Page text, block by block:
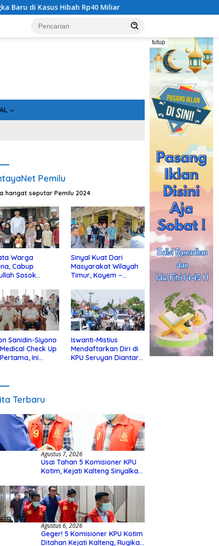
Hibah Rp40 Miliar Geger! 5 Komisioner KPU Kotim
tutup
Pemilu
hangat seputar Pemilu 2024
Warga
Cabup
Sosok
Sinyal Kuat Dari
Masyarakat Wilayah
Timur, Koyem –
di Kotim
Sanidin-Siyono
Check Up
Ini
Iswanti-Mistius
Mendaftarkan Diri di
KPU Seruyan Diantar
Terbaru
Agustus 7, 2026
Usai Tahan 5 Komisioner KPU
Kotim, Kejati Kalteng Sinyalkan
Hibah Rp40 Miliar
Agustus 6, 2026
Geger! 5 Komisioner KPU Kotim
Ditahan Kejati Kalteng, Rugikan